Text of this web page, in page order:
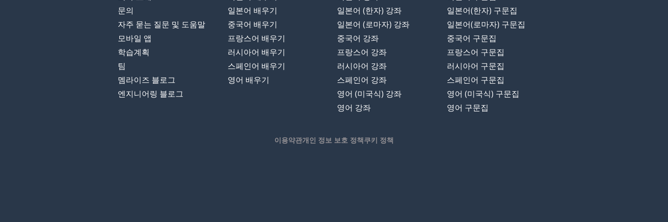
문의
자주 묻는 질문 및 도움말
모바일 앱
학습계획
팀
멤라이즈 블로그
엔지니어링 블로그
일본어 배우기
중국어 배우기
프랑스어 배우기
러시아어 배우기
스페인어 배우기
영어 배우기
일본어 (한자) 강좌
일본어 (로마자) 강좌
중국어 강좌
프랑스어 강좌
러시아어 강좌
스페인어 강좌
영어 (미국식) 강좌
영어 강좌
일본어(한자) 구문집
일본어(로마자) 구문집
중국어 구문집
프랑스어 구문집
러시아어 구문집
스페인어 구문집
영어 (미국식) 구문집
영어 구문집
이용약관개인 정보 보호 정책쿠키 정책